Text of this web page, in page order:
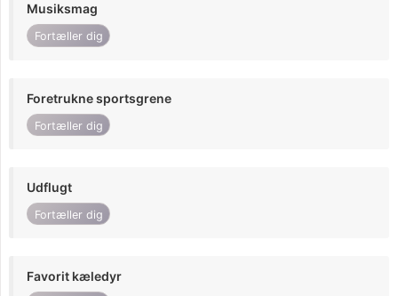
Musiksmag
Fortæller dig
Foretrukne sportsgrene
Fortæller dig
Udflugt
Fortæller dig
Favorit kæledyr